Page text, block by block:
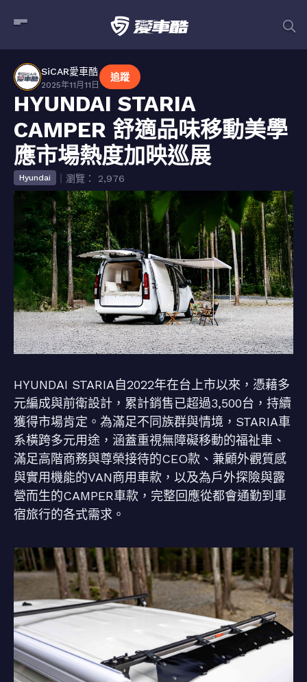
SiCAR愛車酷
2025年11月11日
追蹤
HYUNDAI STARIA
CAMPER 舒適品味移動美學
應市場熱度加映巡展
Hyundai ｜瀏覽： 2,976
HYUNDAI STARIA自2022年在台上市以來，憑藉多
元編成與前衛設計，累計銷售已超過3,500台，持續
獲得市場肯定。為滿足不同族群與情境，STARIA車
系橫跨多元用途，涵蓋重視無障礙移動的福祉車、
滿足高階商務與尊榮接待的CEO款、兼顧外觀質感
與實用機能的VAN商用車款，以及為戶外探險與露
營而生的CAMPER車款，完整回應從都會通勤到車
宿旅行的各式需求。